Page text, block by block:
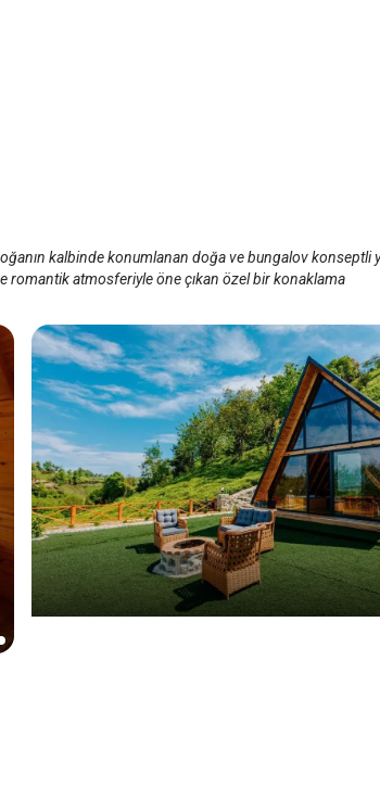
kalbinde konumlanan doğa ve bungalov konseptli
romantik atmosferiyle öne çıkan özel bir konaklama